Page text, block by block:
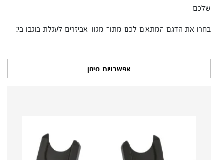
שלכם
בחרו את הדגם המתאים לכם מתוך מגוון אביזרים לעגלת בוגבו בי:
אפשרויות סינון